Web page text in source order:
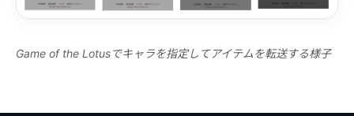
Game of the Lotusでキャラを指定してアイテムを転送する様子